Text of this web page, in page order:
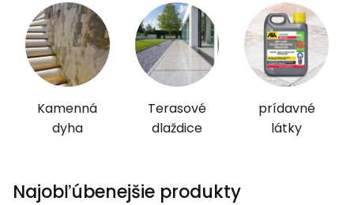
Kamenná
dyha
Terasové
dlaždice
prídavné
látky
Najobľúbenejšie produkty